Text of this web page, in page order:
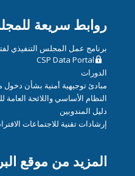
روابط سريعة
برنامج عمل المجلس التنفيذي لفترة
CSP Data Portal
الدورات
مبادئ توجيهية أمنية بشأن دخول
النظام الأساسي واللائحة العامة
دليل المندوبين
إرشادات تقنية للاجتماعات
المزيد من موقع